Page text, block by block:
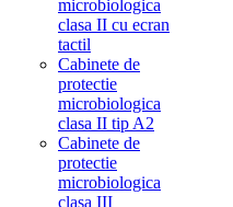
microbiologica
clasa II cu ecran
tactil
Cabinete de
protectie
microbiologica
clasa II tip A2
Cabinete de
protectie
microbiologica
clasa III